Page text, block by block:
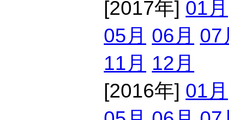
[2017年] 01月
05月 06月 07
11月 12月
[2016年] 01月